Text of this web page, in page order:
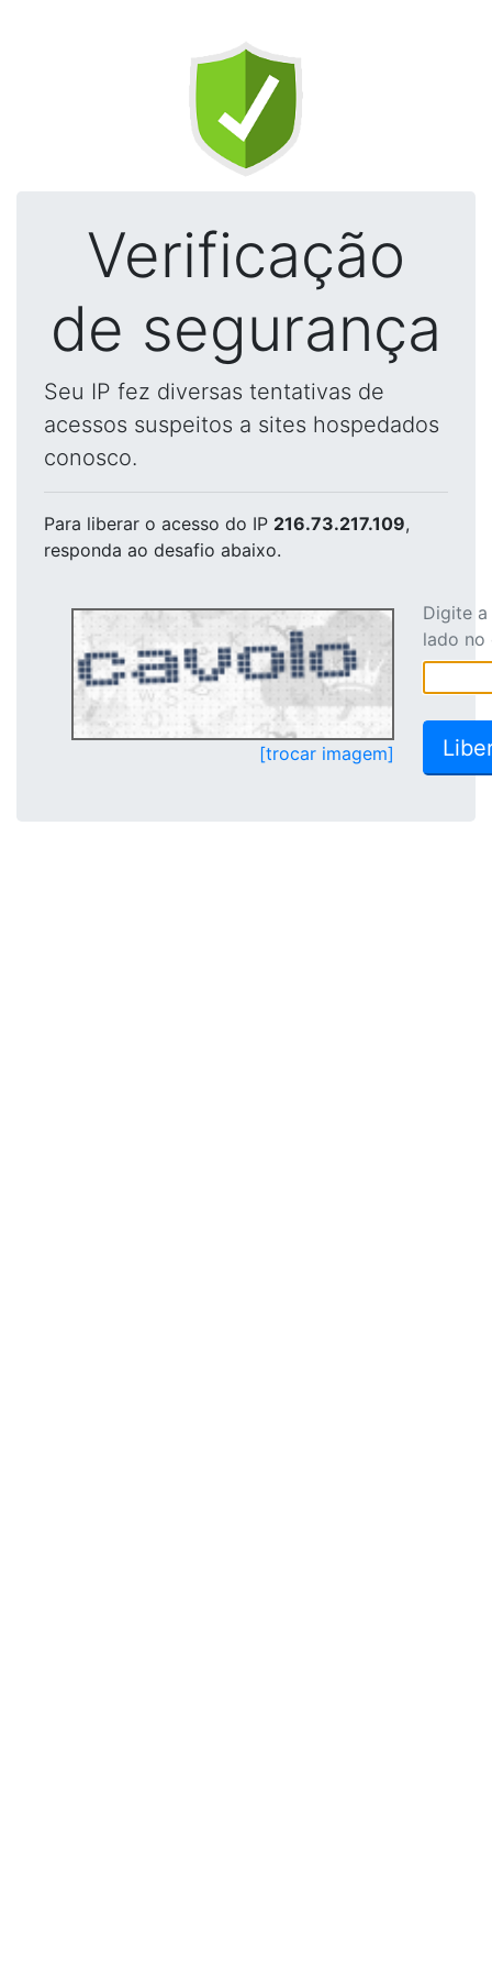
Verificação
de segurança
Seu IP fez diversas tentativas de
acessos suspeitos a sites hospedados
conosco.
Para liberar o acesso do IP 216.73.217.109,
responda ao desafio abaixo.
[trocar imagem]
Digite
lado no